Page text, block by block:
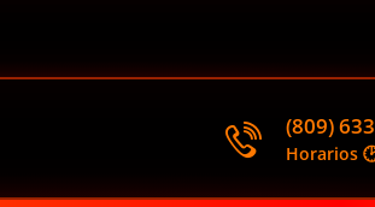
(809)
Horarios